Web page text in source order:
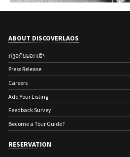
ABOUT DISCOVERLAOS
ກ່ຽວ​ກັບ​ພວກ​ເຮົາ
Press Release
Careers
Add Your Listing
Feedback Survey
Become a Tour Guide?
RESERVATION